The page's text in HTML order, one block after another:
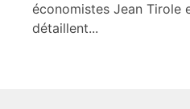
économistes Jean Tirole
détaillent...